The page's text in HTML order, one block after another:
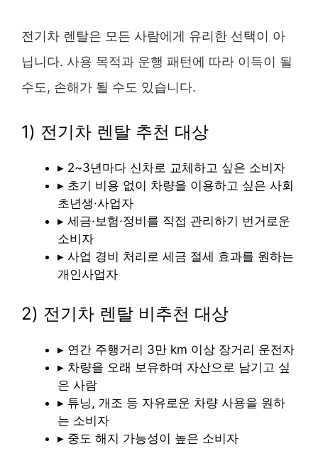
전기차 렌탈은 모든 사람에게 유리한 선택이 아
닙니다. 사용 목적과 운행 패턴에 따라 이득이 될
수도, 손해가 될 수도 있습니다.
1) 전기차 렌탈 추천 대상
▸ 2~3년마다 신차로 교체하고 싶은 소비자
▸ 초기 비용 없이 차량을 이용하고 싶은 사회
초년생·사업자
▸ 세금·보험·정비를 직접 관리하기 번거로운
소비자
▸ 사업 경비 처리로 세금 절세 효과를 원하는
개인사업자
2) 전기차 렌탈 비추천 대상
▸ 연간 주행거리 3만 km 이상 장거리 운전자
▸ 차량을 오래 보유하며 자산으로 남기고 싶
은 사람
▸ 튜닝, 개조 등 자유로운 차량 사용을 원하
는 소비자
▸ 중도 해지 가능성이 높은 소비자